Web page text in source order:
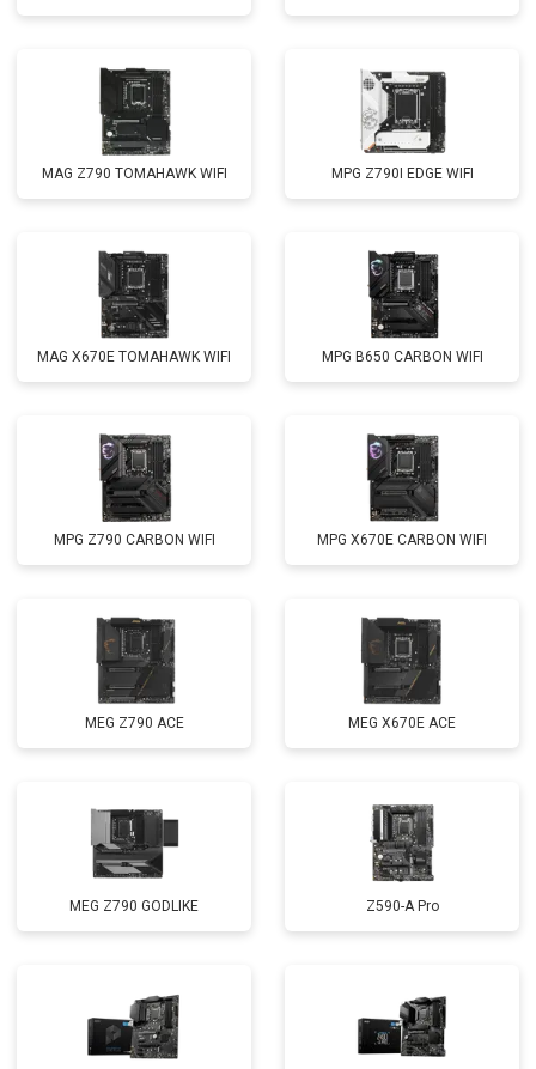
MAG Z790 TOMAHAWK WIFI MPG Z790I EDGE WIFI
MAG X670E TOMAHAWK WIFI MPG B650 CARBON WIFI
MPG Z790 CARBON WIFI MPG X670E CARBON WIFI
MEG Z790 ACE MEG X670E ACE
MEG Z790 GODLIKE Z590-A Pro